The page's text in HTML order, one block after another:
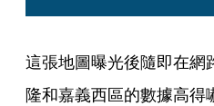
這張地圖曝光後隨即在網
隆和嘉義西區的數據高得